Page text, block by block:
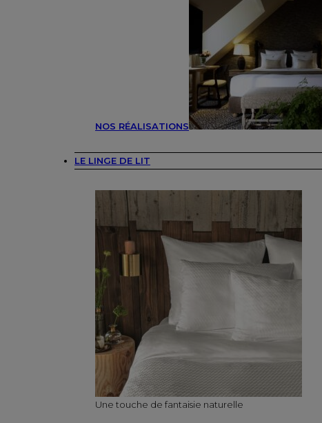
NOS RÉALISATIONS
LE LINGE DE LIT
Une touche de fantaisie naturelle